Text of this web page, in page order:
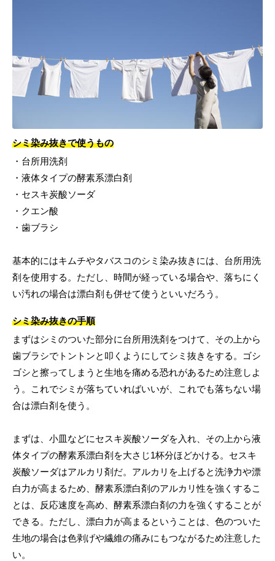
シミ染み抜きで使うもの
・台所用洗剤
・液体タイプの酵素系漂白剤
・セスキ炭酸ソーダ
・クエン酸
・歯ブラシ
基本的にはキムチやタバスコのシミ染み抜きには、台所用洗
剤を使用する。ただし、時間が経っている場合や、落ちにく
い汚れの場合は漂白剤も併せて使うといいだろう。
シミ染み抜きの手順
まずはシミのついた部分に台所用洗剤をつけて、その上から
歯ブラシでトントンと叩くようにしてシミ抜きをする。ゴシ
ゴシと擦ってしまうと生地を痛める恐れがあるため注意しよ
う。これでシミが落ちていればいいが、これでも落ちない場
合は漂白剤を使う。
まずは、小皿などにセスキ炭酸ソーダを入れ、その上から液
体タイプの酵素系漂白剤を大さじ1杯分ほどかける。セスキ
炭酸ソーダはアルカリ剤だ。アルカリを上げると洗浄力や漂
白力が高まるため、酵素系漂白剤のアルカリ性を強くするこ
とは、反応速度を高め、酵素系漂白剤の力を強くすることが
できる。ただし、漂白力が高まるということは、色のついた
生地の場合は色剥げや繊維の痛みにもつながるため注意した
い。